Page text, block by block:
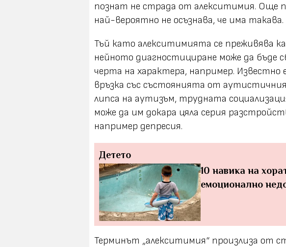
познат не страда от алекситимия. Още
най-вероятно не осъзнава, че има такава.
Тъй като алекситимията се преживява
нейното диагностициране може да бъде
черта на характера, например. Известно
връзка със състоянията от
липса на аутизъм, трудната
може да им докара цяла серия
например депресия.
Детето
10 навика на
емоционално
Терминът „алекситимия“ произлиза от